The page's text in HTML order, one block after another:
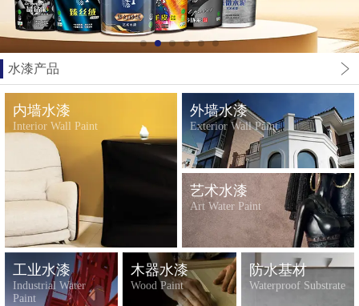
水漆产品
内墙水漆
Interior Wall Paint
外墙水漆
Exterior Wall Paint
艺术水漆
Art Water Paint
工业水漆
Industrial Water
Paint
木器水漆
Wood Paint
防水基材
Waterproof Substrate